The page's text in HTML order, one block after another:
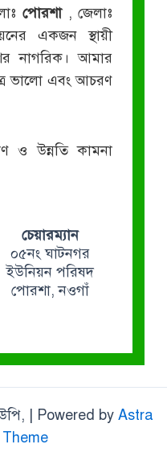
পোরশা , জেলাঃ
একজন স্থায়ী
নাগরিক। আমার
ভালো এবং আচরণ
ও উন্নতি কামনা
চেয়ারম্যান
০৫নং ঘাটনগর
ইউনিয়ন পরিষদ
পোরশা, নওগাঁ
| Powered by Astra